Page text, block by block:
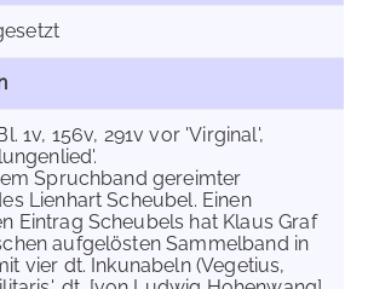
1v, 156v, 291v vor 'Virginal',
Spruchband gereimter
Lienhart Scheubel. Einen
Eintrag Scheubels hat Klaus Graf
aufgelösten Sammelband in
vier dt. Inkunabeln (Vegetius,